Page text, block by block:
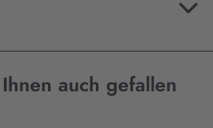
auch gefallen